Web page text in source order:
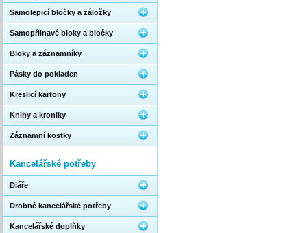
Samolepicí bločky a záložky
Samopřilnavé bloky a bločky
Bloky a záznamníky
Pásky do pokladen
Kreslicí kartony
Knihy a kroniky
Záznamní kostky
Kancelářské potřeby
Diáře
Drobné kancelářské potřeby
Kancelářské doplňky